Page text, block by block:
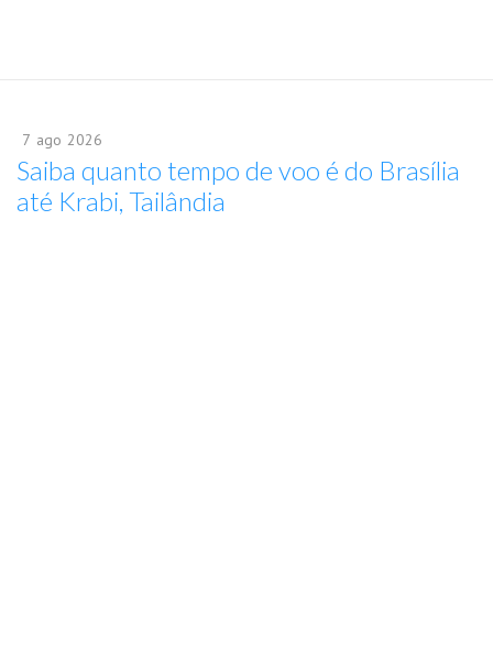
7 ago 2026
Saiba quanto tempo de voo é do Brasília
até Krabi, Tailândia